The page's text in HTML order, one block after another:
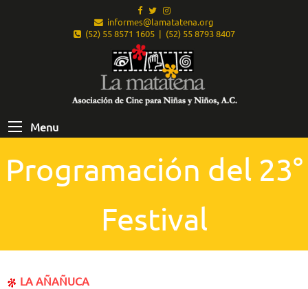
informes@lamatatena.org
(52) 55 8571 1605 | (52) 55 8793 8407
Menu
Programación del 23°
Festival
LA AÑAÑUCA